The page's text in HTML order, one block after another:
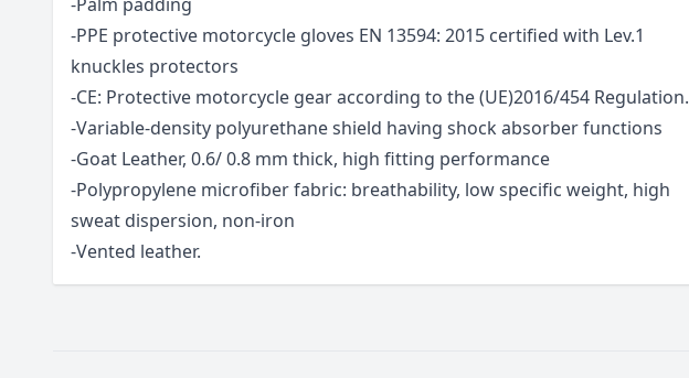
-PPE protective motorcycle gloves EN 13594: 2015 certified with Lev.1
knuckles protectors
-CE: Protective motorcycle gear according to the (UE)2016/454 Regulation.
-Variable-density polyurethane shield having shock absorber functions
-Goat Leather, 0.6/ 0.8 mm thick, high fitting performance
-Polypropylene microfiber fabric: breathability, low specific weight, high
sweat dispersion, non-iron
-Vented leather.